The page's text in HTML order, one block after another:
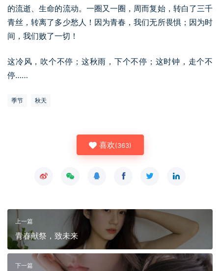
的流逝、生命的流动。一圈又一圈，周而复始，转白了三千
青丝，转离了多少愁人！因为青春，我们无所畏惧；因为时
间，我们败了一切！
这冷风，吹个不停；这秋雨，下个不停；这时钟，走个不
停……
季节 秋天
喜欢(363)
上一篇
青春献祭，致未来
下一篇